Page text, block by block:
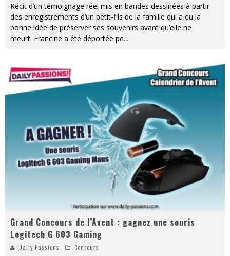
Récit d’un témoignage réel mis en bandes dessinées à partir
des enregistrements d’un petit-fils de la famille qui a eu la
bonne idée de préserver ses souvenirs avant qu’elle ne
meurt. Francine a été déportée pe...
Grand Concours de l’Avent : gagnez une souris
Logitech G 603 Gaming
Daily Passions Concours